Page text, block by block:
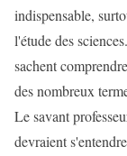
indispensable,
l'étude des
sachent
des nombreux
Le savant
devraient